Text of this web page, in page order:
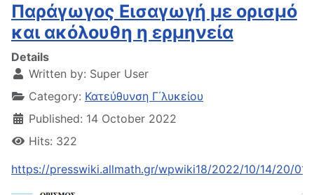
Παράγωγος Εισαγωγή με ορισμό
και ακόλουθη η ερμηνεία
Details
Written by: Super User
Category: Κατεύθυνση Γ΄λυκείου
Published: 14 October 2022
Hits: 322
https://presswiki.allmath.gr/wpwiki18/2022/10/14/20/